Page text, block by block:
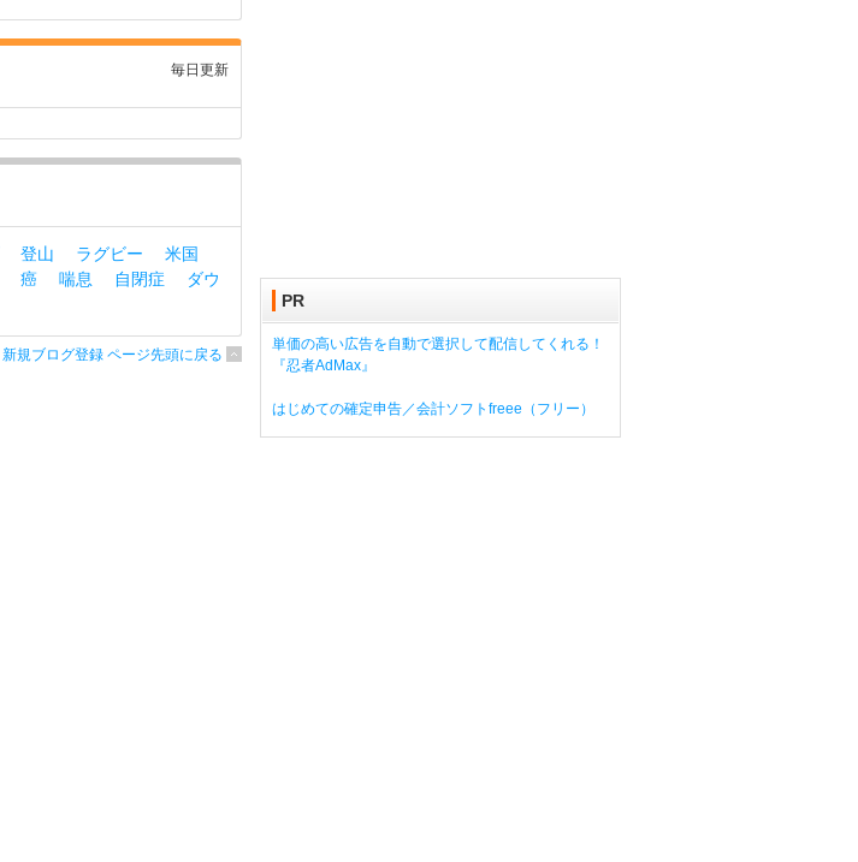
毎日更新
登山 ラグビー
米国
癌 喘息 自閉症
ダウ
新規ブログ登録 ページ先頭に戻る
PR
単価の高い広告を自動で選択して配信してくれる！
『忍者AdMax』
はじめての確定申告／会計ソフトfreee（フリー）